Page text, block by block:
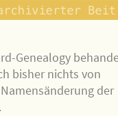
Genealogy
bisher nichts von
der